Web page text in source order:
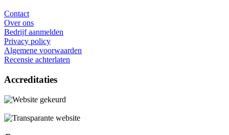
Contact
Over ons
Bedrijf aanmelden
Privacy policy
Algemene voorwaarden
Recensie achterlaten
Accreditaties